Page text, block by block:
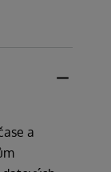
a